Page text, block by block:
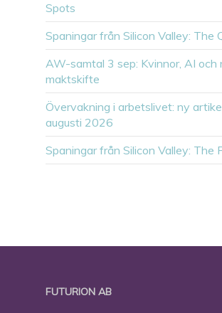
Spots
Spaningar från Silicon Valley: The
AW-samtal 3 sep: Kvinnor, AI och
maktskifte
Övervakning i arbetslivet: ny
augusti 2026
Spaningar från Silicon Valley: The
FUTURION AB